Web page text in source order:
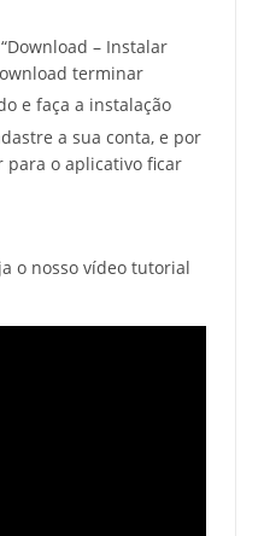
– Instalar
terminar
e faça a instalação
a sua conta, e por
o aplicativo ficar
o nosso vídeo tutorial